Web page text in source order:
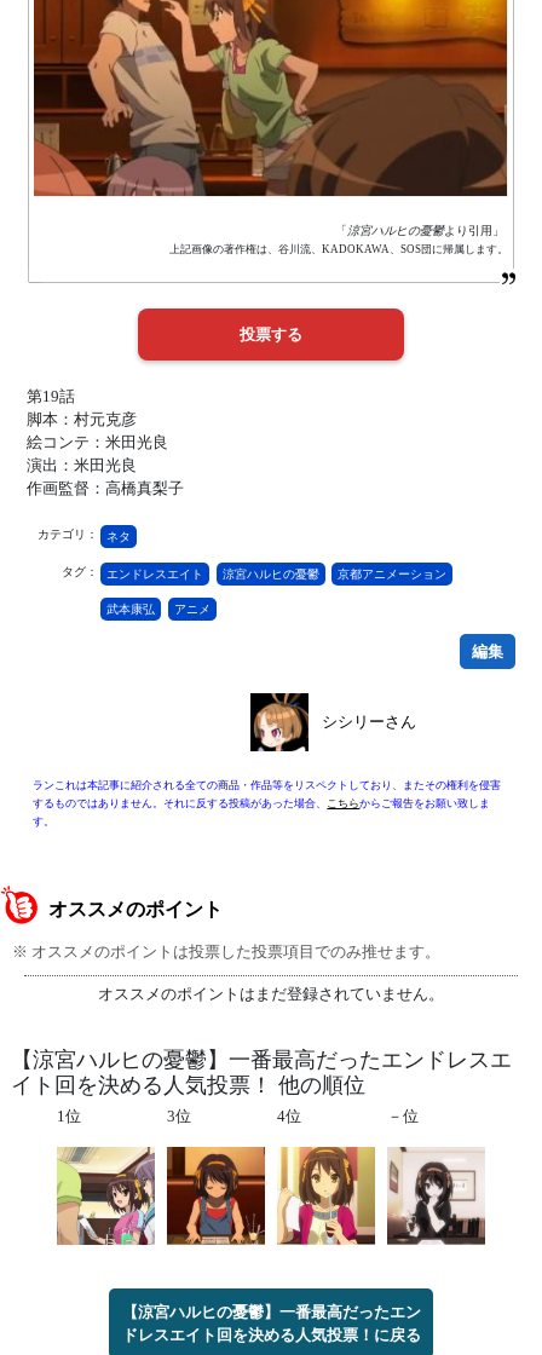
「 涼宮ハルヒの憂鬱より引用」
上記画像の著作権は、谷川流、KADOKAWA、SOS団に帰属します。
第19話
脚本：村元克彦
絵コンテ：米田光良
演出：米田光良
作画監督：高橋真梨子
カテゴリ： ネタ
タグ： エンドレスエイト 涼宮ハルヒの憂鬱 京都アニメーション
武本康弘 アニメ
編集
シシリーさん
ランこれは本記事に紹介される全ての商品・作品等をリスペクトしており、またその権利を侵害
するものではありません。それに反する投稿があった場合、 こちらからご報告をお願い致しま
す。
オススメのポイント
※ オススメのポイントは投票した投票項目でのみ推せます。
オススメのポイントはまだ登録されていません。
【涼宮ハルヒの憂鬱】一番最高だったエンドレスエ
イト回を決める人気投票！ 他の順位
1位 3位 4位 －位
【涼宮ハルヒの憂鬱】一番最高だったエン
ドレスエイト回を決める人気投票！に戻る